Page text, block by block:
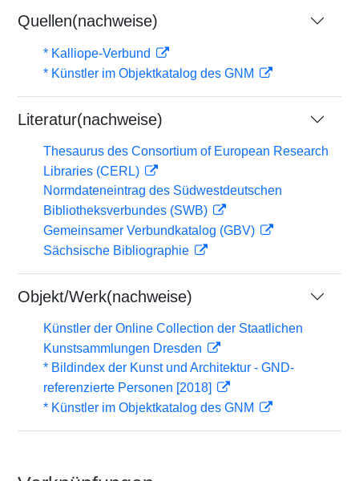
Quellen(nachweise)
* Kalliope-Verbund
* Künstler im Objektkatalog des GNM
Literatur(nachweise)
Thesaurus des Consortium of European Research
Libraries (CERL)
Normdateneintrag des Südwestdeutschen
Bibliotheksverbundes (SWB)
Gemeinsamer Verbundkatalog (GBV)
Sächsische Bibliographie
Objekt/Werk(nachweise)
Künstler der Online Collection der Staatlichen
Kunstsammlungen Dresden
* Bildindex der Kunst und Architektur - GND-
referenzierte Personen [2018]
* Künstler im Objektkatalog des GNM